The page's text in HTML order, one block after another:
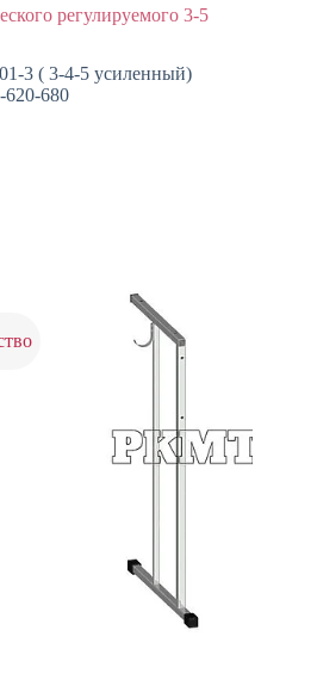
регулируемого 3-5
3 ( 3-4-5 усиленный)
620-680